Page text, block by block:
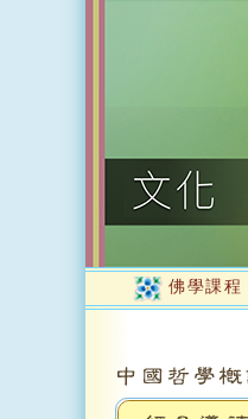
佛學課程